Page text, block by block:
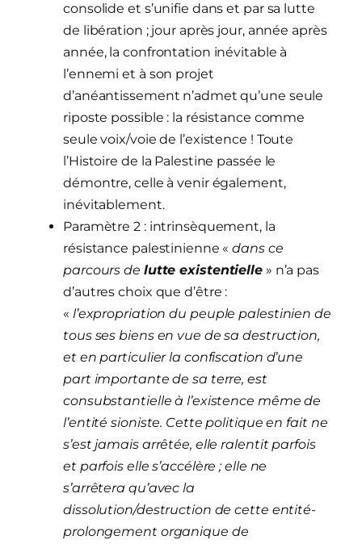
consolide et s’unifie dans et par sa lutte
de libération ; jour après jour, année après
année, la confrontation inévitable à
l’ennemi et à son projet
d’anéantissement n’admet qu’une seule
riposte possible : la résistance comme
seule voix/voie de l’existence ! Toute
l’Histoire de la Palestine passée le
démontre, celle à venir également,
inévitablement.
Paramètre 2 : intrinsèquement, la
résistance palestinienne «dans ce
parcours de lutte existentielle» n’a pas
d’autres choix que d’être :
« l’expropriation du peuple palestinien de
tous ses biens en vue de sa destruction,
et en particulier la confiscation d’une
part importante de sa terre, est
consubstantielle à l’existence même de
l’entité sioniste. Cette politique en fait ne
s’est jamais arrêtée, elle ralentit parfois
et parfois elle s’accélère ; elle ne
s’arrêtera qu’avec la
dissolution/destruction de cette entité-
prolongement organique de